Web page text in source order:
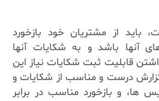
از مشتریان خود بازخورد
آنها باشد و به شکایات آنها
قابلیت ثبت شکایات نیاز این
درست و مناسب از شکایات و
ها، و بازخورد مناسب در برابر